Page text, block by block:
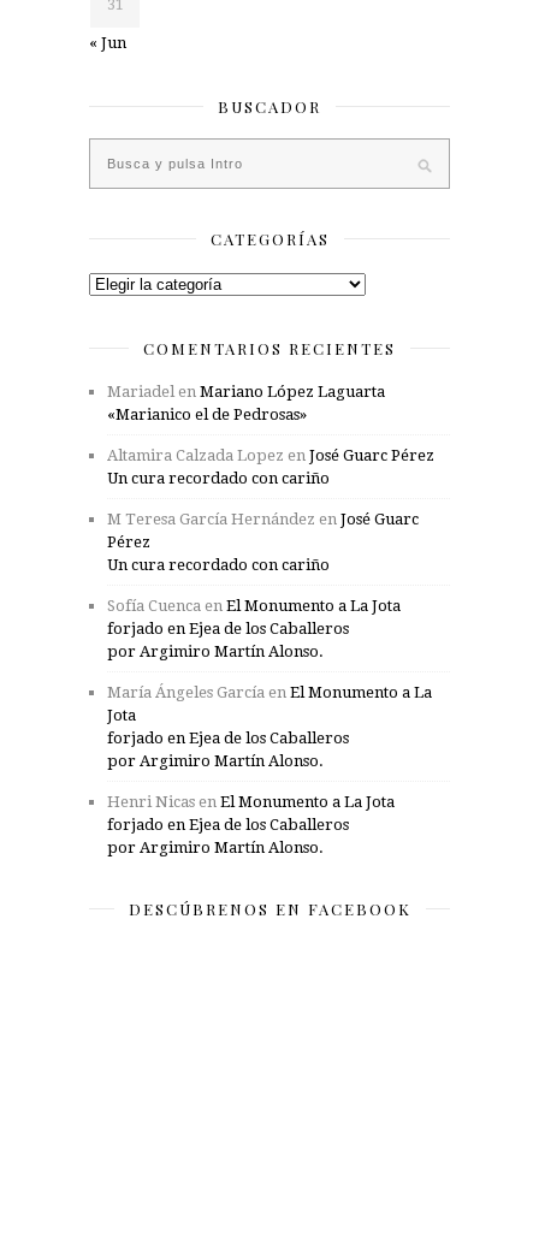
31
« Jun
BUSCADOR
CATEGORÍAS
Categorías
COMENTARIOS RECIENTES
Mariadel en Mariano López Laguarta
«Marianico el de Pedrosas»
Altamira Calzada Lopez en José Guarc Pérez
Un cura recordado con cariño
M Teresa García Hernández en José Guarc
Pérez
Un cura recordado con cariño
Sofía Cuenca en El Monumento a La Jota
forjado en Ejea de los Caballeros
por Argimiro Martín Alonso.
María Ángeles García en El Monumento a La
Jota
forjado en Ejea de los Caballeros
por Argimiro Martín Alonso.
Henri Nicas en El Monumento a La Jota
forjado en Ejea de los Caballeros
por Argimiro Martín Alonso.
DESCÚBRENOS EN FACEBOOK